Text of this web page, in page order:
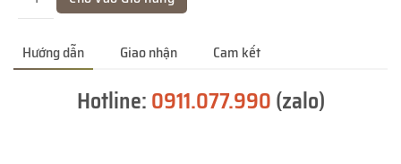
Hướng dẫn Giao nhận Cam kết
Hotline:0911.077.990(zalo)